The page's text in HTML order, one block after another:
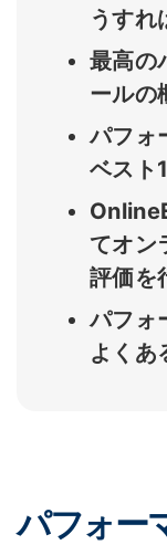
うすれ
最高の
ールの
パフォ
ベスト
てオン
評価を
パフォ
よくあ
パフォー